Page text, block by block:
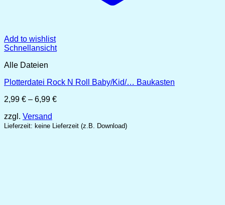
Add to wishlist
Schnellansicht
Alle Dateien
Plotterdatei Rock N Roll Baby/Kid/… Baukasten
2,99 € – 6,99 €Preisspanne:
6,99 €
zzgl. Versand
Lieferzeit: keine Lieferzeit (z.B. Download)